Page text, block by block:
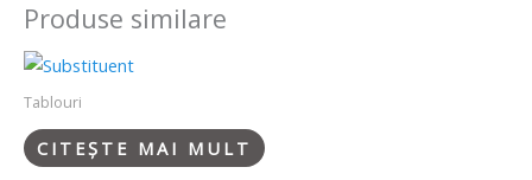
Produse similare
Tablouri
CITEȘTE MAI MULT